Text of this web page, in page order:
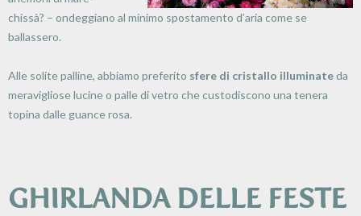
chissà? – ondeggiano al minimo spostamento d’aria come se
ballassero.
Alle solite palline, abbiamo preferito sfere di cristallo illuminateda
meravigliose lucine o palle di vetro che custodiscono una tenera
topina dalle guance rosa.
GHIRLANDA DELLE FESTE